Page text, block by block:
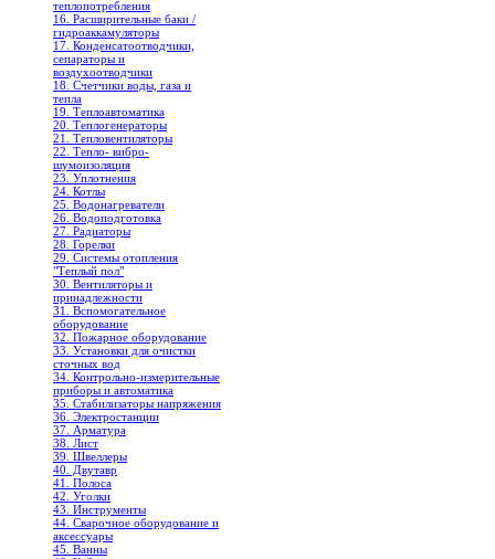
теплопотребления
16. Расширительные баки /
гидроаккамуляторы
17. Конденсатоотводчики,
сепараторы и
воздухоотводчики
18. Счетчики воды, газа и
тепла
19. Теплоавтоматика
20. Теплогенераторы
21. Тепловентиляторы
22. Тепло- вибро-
шумоизоляция
23. Уплотнения
24. Котлы
25. Водонагреватели
26. Водоподготовка
27. Радиаторы
28. Горелки
29. Системы отопления
"Теплый пол"
30. Вентиляторы и
принадлежности
31. Вспомогательное
оборудование
32. Пожарное оборудование
33. Установки для очистки
сточных вод
34. Контрольно-измерительные
приборы и автоматика
35. Стабилизаторы напряжения
36. Электростанции
37. Арматура
38. Лист
39. Швеллеры
40. Двутавр
41. Полоса
42. Уголки
43. Инструменты
44. Сварочное оборудование и
аксессуары
45. Ванны